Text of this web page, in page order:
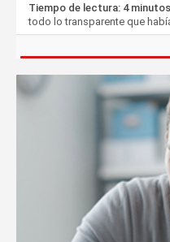
Tiempo de lectura: 4
todo lo transparente que